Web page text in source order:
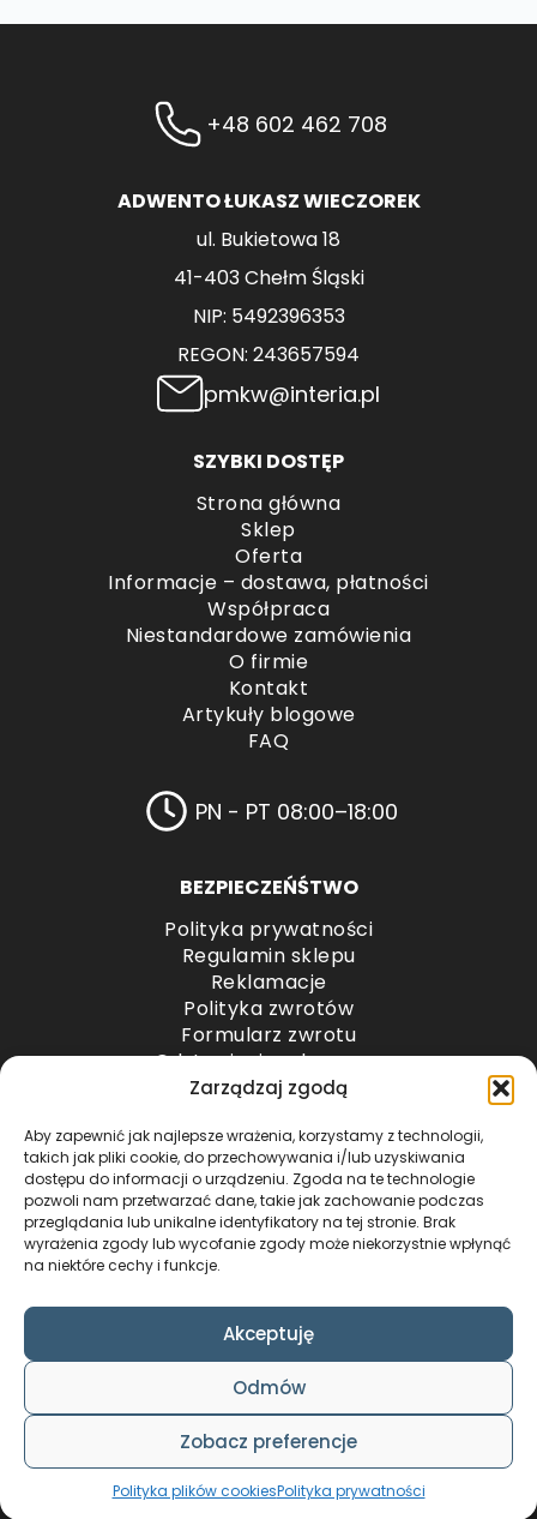
Zarządzaj zgodą
Aby zapewnić jak najlepsze wrażenia, korzystamy z technologii,
takich jak pliki cookie, do przechowywania i/lub uzyskiwania
dostępu do informacji o urządzeniu. Zgoda na te technologie
pozwoli nam przetwarzać dane, takie jak zachowanie podczas
przeglądania lub unikalne identyfikatory na tej stronie. Brak
wyrażenia zgody lub wycofanie zgody może niekorzystnie wpłynąć
na niektóre cechy i funkcje.
Akceptuję
Odmów
Zobacz preferencje
Polityka plików cookiesPolityka prywatności
+48 602 462 708
ADWENTO ŁUKASZ WIECZOREK
ul. Bukietowa 18
41-403 Chełm Śląski
NIP: 5492396353
REGON: 243657594
pmkw@interia.pl
SZYBKI DOSTĘP
Strona główna
Sklep
Oferta
Informacje – dostawa, płatności
Współpraca
Niestandardowe zamówienia
O firmie
Kontakt
Artykuły blogowe
FAQ
PN - PT 08:00–18:00
BEZPIECZEŃŚTWO
Polityka prywatności
Regulamin sklepu
Reklamacje
Polityka zwrotów
Formularz zwrotu
Odstąpienie od umowy
Odstąpienie od umowy – przesyłki paletowe
METODY PŁATNOŚCI
COPYRIGHT © 2024 by ADWENTO ŁUKASZ
WIECZOREK / ALL RIGHTS RESERVED
DESIGN & CODE BY
FOXSTUDIO